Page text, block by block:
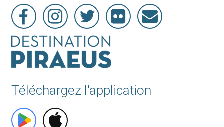
Téléchargez l'application